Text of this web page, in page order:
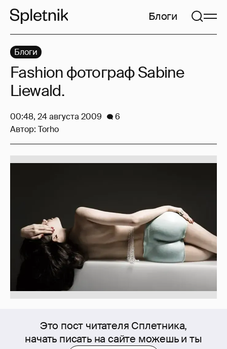
Блоги
Это пост читателя Сплетника,
начать писать на сайте можешь и ты
Блоги
Fashion фотограф Sabine
Liewald.
00:48, 24 августа 2009
6
Автор: Torho